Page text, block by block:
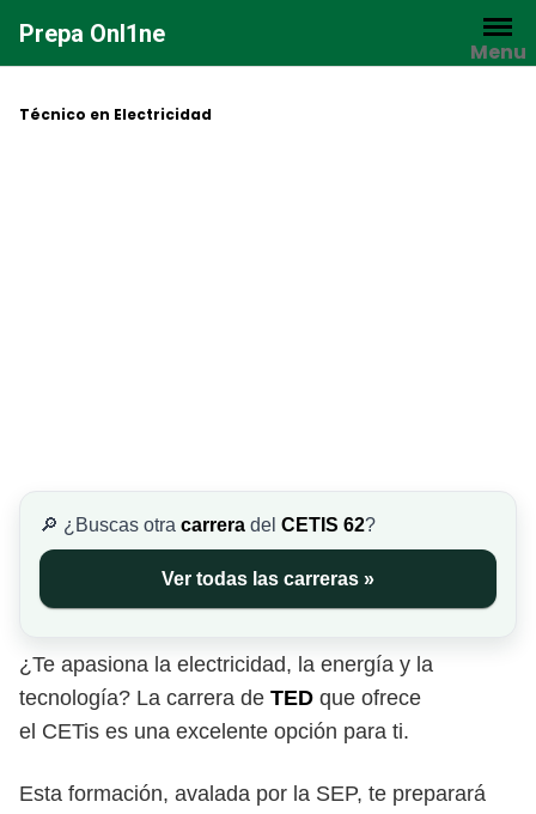
contenido
Prepa Onl1ne
Menu
Técnico en Electricidad
🔎 ¿Buscas otra carrera del CETIS 62?
Ver todas las carreras »
¿Te apasiona la electricidad, la energía y la
tecnología? La carrera de TED que ofrece
el CETis es una excelente opción para ti.
Esta formación, avalada por la SEP, te preparará